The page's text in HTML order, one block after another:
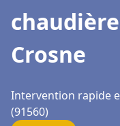
Crosne
Intervention rapide
(91560)